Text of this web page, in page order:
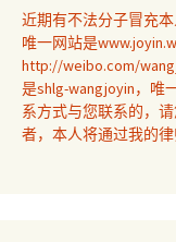
近期有不法分子冒充
唯一网站是
http://weibo.com/
是shlg-wangjoyin，唯
系方式与您联系的，
者，本人将通过我的